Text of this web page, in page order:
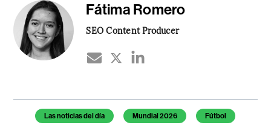
Fátima Romero
SEO Content Producer
Temas de este artículo
Las noticias del día Mundial 2026 Fútbol